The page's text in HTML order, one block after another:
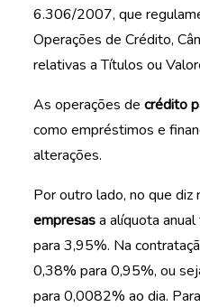
6.306/2007, que
Operações de Crédito,
relativas a Títulos ou
As operações decrédito
como empréstimos e
alterações.
Por outro lado, no que
empresasa alíquota
para 3,95%. Na
0,38% para 0,95%, ou
para 0,0082% ao dia.